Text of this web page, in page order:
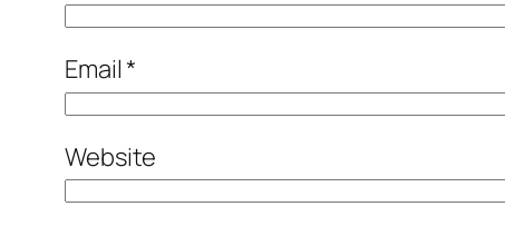
Email*
Website